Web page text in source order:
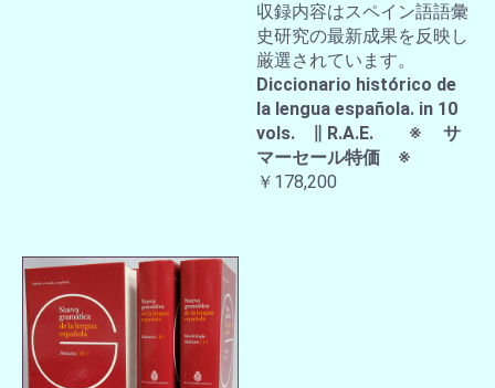
収録内容はスペイン語語彙
史研究の最新成果を反映し
厳選されています。
Diccionario histórico de
la lengua española. in 10
vols. ∥ R.A.E. ※ サ
マーセール特価 ※
￥178,200